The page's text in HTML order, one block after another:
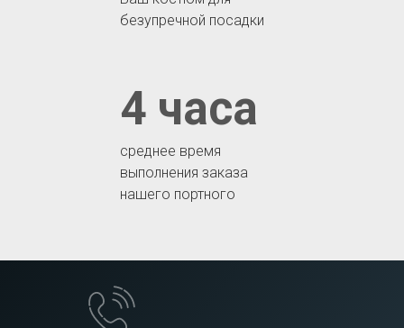
среднее время
выполнения заказа
нашего портного
4 часа
безупречной посадки